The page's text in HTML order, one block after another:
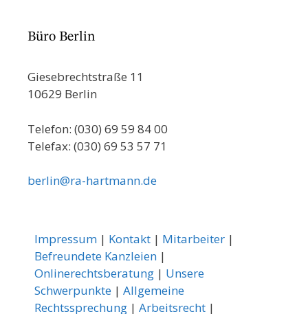
Büro Berlin
Giesebrechtstraße 11
10629 Berlin
Telefon: (030) 69 59 84 00
Telefax: (030) 69 53 57 71
berlin@ra-hartmann.de
Impressum | Kontakt | Mitarbeiter |
Befreundete Kanzleien |
Onlinerechtsberatung | Unsere
Schwerpunkte | Allgemeine
Rechtssprechung | Arbeitsrecht |